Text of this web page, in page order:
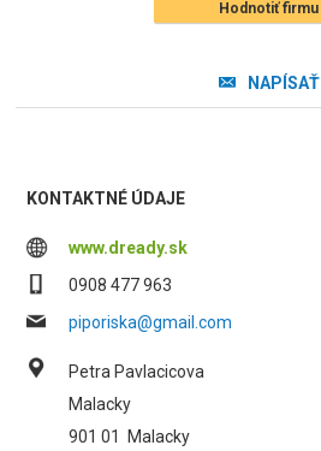
Hodnotiť firmu
NAPÍSAŤ
KONTAKTNÉ ÚDAJE
www.dready.sk
0908 477 963
piporiska@gmail.com
Petra Pavlacicova
Malacky
901 01
Malacky